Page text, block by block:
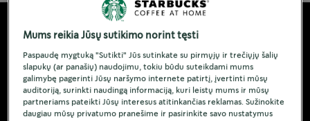
Mums reikia Jūsų sutikimo norint tęsti
Paspaudę mygtuką "Sutikti" Jūs sutinkate su pirmųjų ir trečiųjų šalių
slapukų (ar panašių) naudojimu, tokiu būdu suteikdami mums
galimybę pagerinti Jūsų naršymo internete patirtį, įvertinti mūsų
auditoriją, surinkti naudingą informaciją, kuri leistų mums ir mūsų
partneriams pateikti Jūsų interesus atitinkančias reklamas. Sužinokite
daugiau mūsų privatumo pranešime ir pasirinkite savo nustatymus